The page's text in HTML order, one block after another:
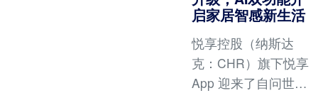
启家居智感新生活
悦享控股（纳斯达
克：CHR）旗下悦享
App 迎来了自问世以